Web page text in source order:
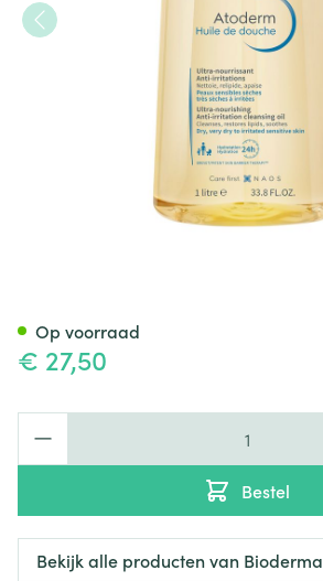
€ 27,50
Bestel
Op voorraad
Bekijk alle producten van Bioderma